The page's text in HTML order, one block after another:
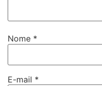
Nome *
E-mail *